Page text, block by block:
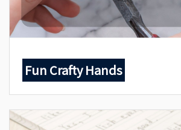
Fun Crafty Hands